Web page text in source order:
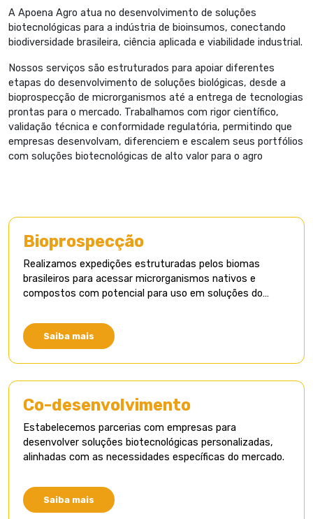
A Apoena Agro atua no desenvolvimento de soluções
biotecnológicas para a indústria de bioinsumos, conectando
biodiversidade brasileira, ciência aplicada e viabilidade industrial.​
Nossos serviços são estruturados para apoiar diferentes
etapas do desenvolvimento de soluções biológicas, desde a
bioprospecção de microrganismos até a entrega de tecnologias
prontas para o mercado. Trabalhamos com rigor científico,
validação técnica e conformidade regulatória, permitindo que
empresas desenvolvam, diferenciem e escalem seus portfólios
com soluções biotecnológicas de alto valor para o agro
Bioprospecção
Realizamos expedições estruturadas pelos biomas
brasileiros para acessar microrganismos nativos e
compostos com potencial para uso em soluções do
Saiba mais
Co-desenvolvimento
Estabelecemos parcerias com empresas para
desenvolver soluções biotecnológicas personalizadas,
alinhadas com as necessidades específicas do mercado.
Saiba mais